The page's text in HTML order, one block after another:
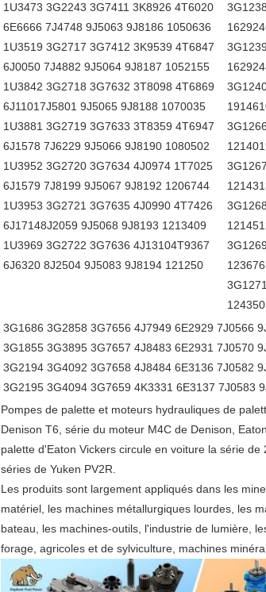
1U3473 3G2243 3G7411 3K8926 4T6020
6E6666 7J4748 9J5063 9J8186 1050636
1U3519 3G2717 3G7412 3K9539 4T6847
6J0050 7J4882 9J5064 9J8187 1052155
1U3842 3G2718 3G7632 3T8098 4T6869
6J11017J5801 9J5065 9J8188 1070035
1U3881 3G2719 3G7633 3T8359 4T6947
6J1578 7J6229 9J5066 9J8190 1080502
1U3952 3G2720 3G7634 4J0974 1T7025
6J1579 7J8199 9J5067 9J8192 1206744
1U3953 3G2721 3G7635 4J0990 4T7426
6J17148J2059 9J5068 9J8193 1213409
1U3969 3G2722 3G7636 4J13104T9367
6J6320 8J2504 9J5083 9J8194 121250
3G1686 3G2858 3G7656 4J7949 6E2929 7J0566
3G1855 3G3895 3G7657 4J8483 6E2931 7J0570
3G2194 3G4092 3G7658 4J8484 6E3136 7J0582
3G2195 3G4094 3G7659 4K3331 6E3137 7J0583
Pompes de palette et moteurs hydrauliques de
Denison T6, série du moteur M4C de Denison,
palette d'Eaton Vickers circule en voiture la série
séries de Yuken PV2R.
Les produits sont largement appliqués dans les
matériel, les machines métallurgiques lourdes, les
bateau, les machines-outils, l'industrie de lumière,
forage, agricoles et de sylviculture, machines